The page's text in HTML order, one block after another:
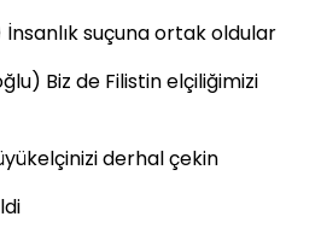
İnsanlık suçuna ortak oldular
Biz de Filistin elçiliğimizi
derhal çekin